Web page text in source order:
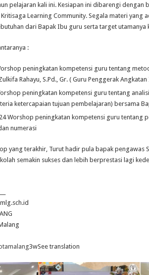
pelajaran kali ini. Kesiapan ini dibarengi dengan
Learning Community. Segala materi yang
dari Bapak Ibu guru serta target utamanya
:
peningkatan kompetensi guru tentang
Rahayu, S.Pd., Gr. ( Guru Penggerak Angkatan
peningkatan kompetensi guru tentang
ketercapaian tujuan pembelajaran) bersama
Worshop peningkatan kompetensi guru tentang
numerasi
yang terakhir, Turut hadir pula bapak pengawas
semakin sukses dan lebih berprestasi lagi
3wSee translation